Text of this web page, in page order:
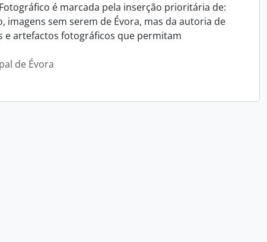
é marcada pela inserção prioritária de:
imagens sem serem de Évora, mas da autoria de
e artefactos fotográficos que permitam
de Évora